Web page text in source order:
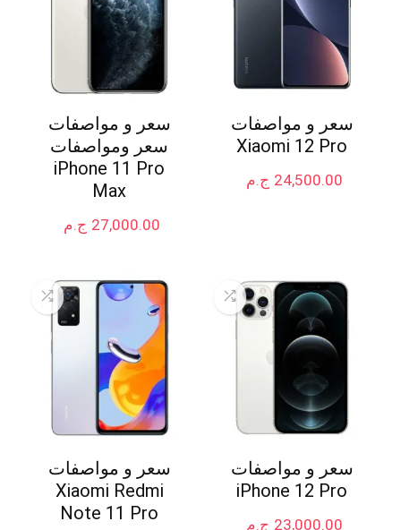
سعر و مواصفات
Xiaomi 12 Pro
ج.م 24,500.00
سعر و مواصفات
سعر ومواصفات
iPhone 11 Pro
Max
ج.م 27,000.00
سعر و مواصفات
iPhone 12 Pro
ج.م 23,000.00
سعر و مواصفات
Xiaomi Redmi
Note 11 Pro